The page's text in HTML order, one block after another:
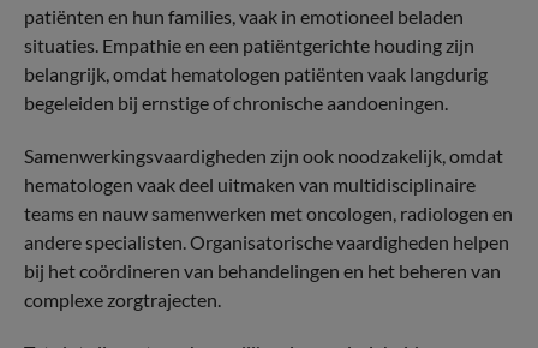
patiënten en hun families, vaak in emotioneel beladen
situaties. Empathie en een patiëntgerichte houding zijn
belangrijk, omdat hematologen patiënten vaak langdurig
begeleiden bij ernstige of chronische aandoeningen.
Samenwerkingsvaardigheden zijn ook noodzakelijk, omdat
hematologen vaak deel uitmaken van multidisciplinaire
teams en nauw samenwerken met oncologen, radiologen en
andere specialisten. Organisatorische vaardigheden helpen
bij het coördineren van behandelingen en het beheren van
complexe zorgtrajecten.